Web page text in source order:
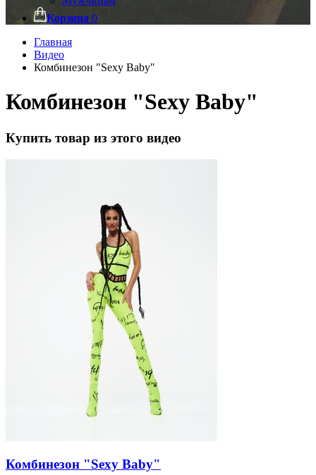
Корзина 0
Главная
Видео
Комбинезон "Sexy Baby"
Комбинезон "Sexy Baby"
Купить товар из этого видео
Комбинезон "Sexy Baby"